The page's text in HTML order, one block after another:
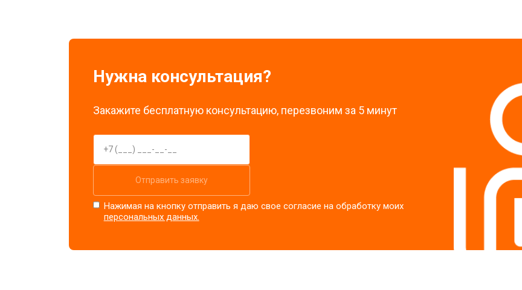
Нужна консультация?
Закажите бесплатную консультацию, перезвоним за 5 минут
Отправить заявку
Нажимая на кнопку отправить я даю свое согласие на обработку моих
персональных данных.